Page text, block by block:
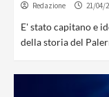
Redazione 21/04/
E' stato capitano e
della storia del